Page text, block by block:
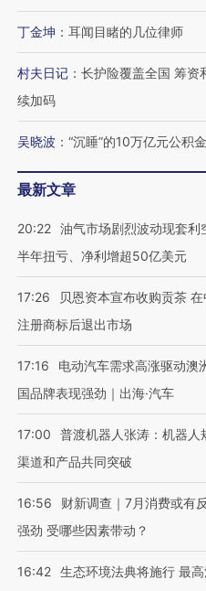
丁金坤 ： 耳闻目睹的几位律师
村夫日记 ： 长护险覆盖全国 筹资
续加码
吴晓波 ： “沉睡”的10万亿元公积金
最新文章
20:22 油气市场剧烈波动现套利
半年扭亏、净利增超50亿美元
17:26
贝恩资本宣布收购贡茶
注册商标后退出市场
17:16
电动汽车需求高涨驱动澳
国品牌表现强劲｜出海·汽车
17:00
普渡机器人张涛：机器人
渠道和产品共同突破
16:56
财新调查｜7月消费或有
强劲 受哪些因素带动？
16:42 生态环境法典将施行 最